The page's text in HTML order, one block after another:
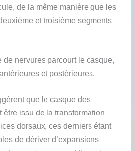
de la même manière que les
et troisième segments
de nervures parcourt le casque,
et postérieures.
que le casque des
être issu de la transformation
dorsaux, ces derniers étant
de dériver d’expansions